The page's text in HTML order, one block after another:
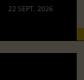
22 SEPT. 2026